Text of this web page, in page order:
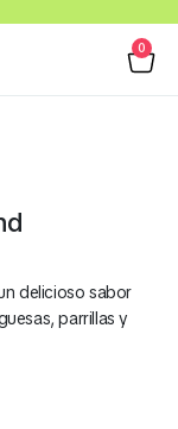
0
delicioso sabor
parrillas y